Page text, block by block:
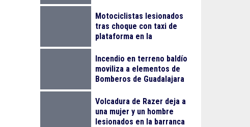
Motociclistas lesionados
tras choque con taxi de
plataforma en la
Incendio en terreno baldío
moviliza a elementos de
Bomberos de Guadalajara
Volcadura de Razer deja a
una mujer y un hombre
lesionados en la barranca